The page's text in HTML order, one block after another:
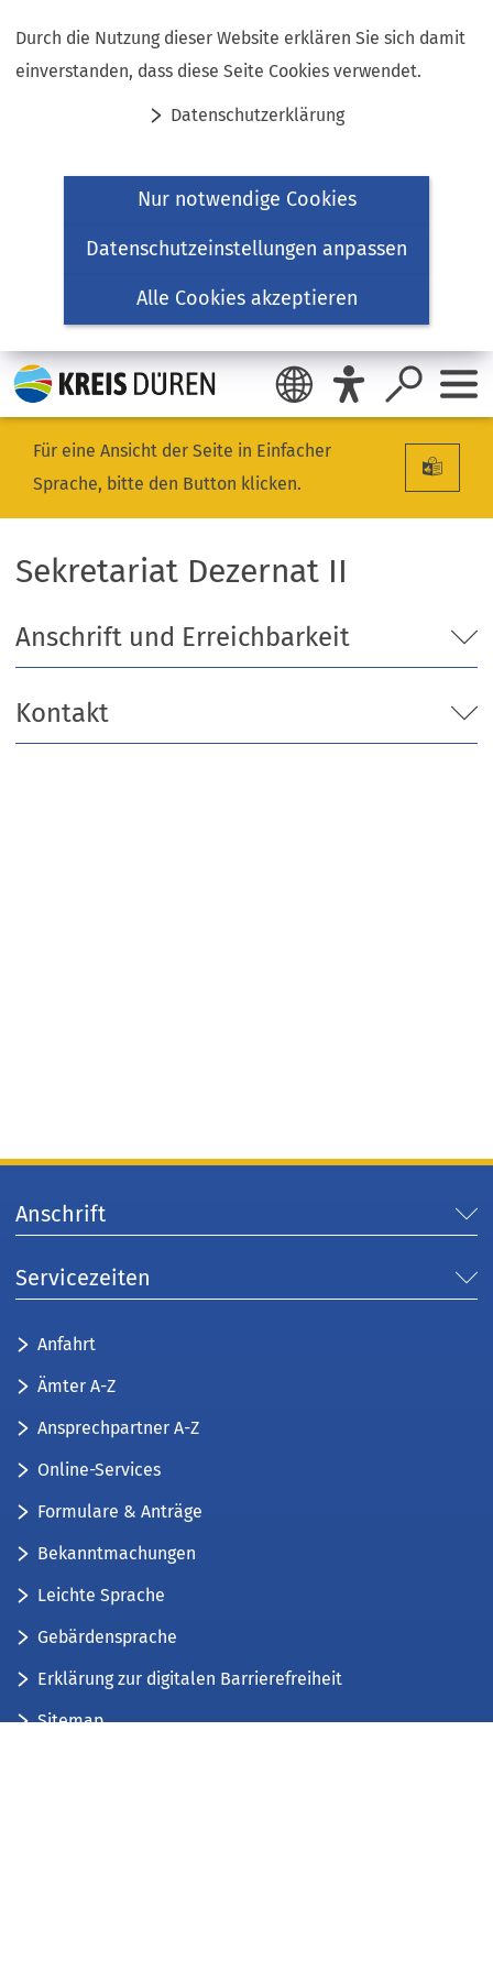
Durch die Nutzung dieser Website erklären Sie sich damit
einverstanden, dass diese Seite Cookies verwendet.
Datenschutzerklärung
Nur notwendige Cookies
Datenschutzeinstellungen anpassen
Alle Cookies akzeptieren
Inhalt anspringen
Für eine Ansicht der Seite in Einfacher
Sprache, bitte den Button klicken.
Sekretariat Dezernat II
Anschrift und Erreichbarkeit
Kontakt
Anschrift
Servicezeiten
Anfahrt
Ämter A-Z
Ansprechpartner A-Z
Online-Services
Formulare & Anträge
Bekanntmachungen
Leichte Sprache
Gebärdensprache
Erklärung zur digitalen Barrierefreiheit
Sitemap